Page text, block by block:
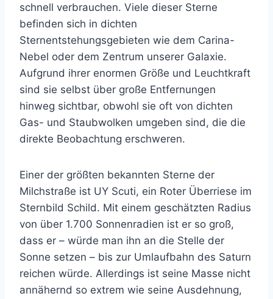
schnell verbrauchen. Viele dieser Sterne
befinden sich in dichten
Sternentstehungsgebieten wie dem Carina-
Nebel oder dem Zentrum unserer Galaxie.
Aufgrund ihrer enormen Größe und Leuchtkraft
sind sie selbst über große Entfernungen
hinweg sichtbar, obwohl sie oft von dichten
Gas- und Staubwolken umgeben sind, die die
direkte Beobachtung erschweren.
Einer der größten bekannten Sterne der
Milchstraße ist UY Scuti, ein Roter Überriese im
Sternbild Schild. Mit einem geschätzten Radius
von über 1.700 Sonnenradien ist er so groß,
dass er – würde man ihn an die Stelle der
Sonne setzen – bis zur Umlaufbahn des Saturn
reichen würde. Allerdings ist seine Masse nicht
annähernd so extrem wie seine Ausdehnung,